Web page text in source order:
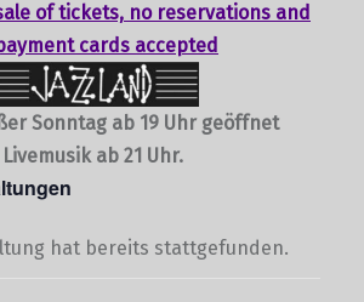
of tickets, no reservations and
cards accepted
Sonntag ab 19 Uhr geöffnet
Livemusik ab 21 Uhr.
hat bereits stattgefunden.